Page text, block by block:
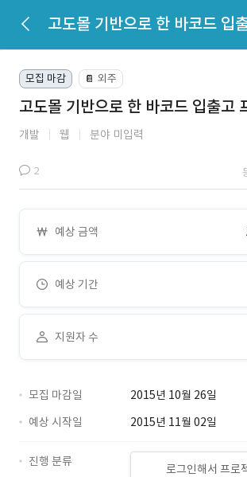
모집 마감 📔 외주
고도몰 기반으로 한 바코드 입출고
개발 웹 분야 미입력
2
예상 금액
예상 기간
지원자 수
모집 마감일
2015년 10월 26일
예상 시작일
2015년 11월 02일
로그인해서 프로
진행 분류